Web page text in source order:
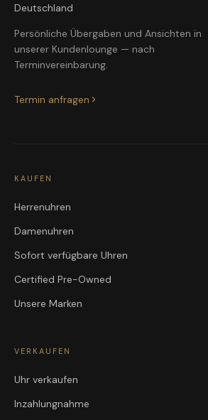
Deutschland
Persönliche Übergaben und Ansichten in
unserer Kundenlounge — nach
Terminvereinbarung.
Termin anfragen
KAUFEN
Herrenuhren
Damenuhren
Sofort verfügbare Uhren
Certified Pre-Owned
Unsere Marken
VERKAUFEN
Uhr verkaufen
Inzahlungnahme